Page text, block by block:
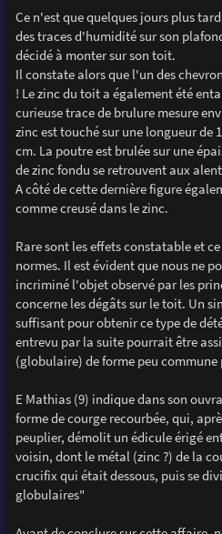
Ce n'est que quelques jours plus
des traces d'humidité sur son
décidé à monter sur son toit.
Il constate alors que l'un des
! Le zinc du toit a également été
curieuse trace de brulure mesure
zinc est touché sur une longueur de
cm. La poutre est brulée sur une
de zinc fondu se retrouvent aux
A côté de cette dernière figure
comme creusé dans le zinc.
Rare sont les effets constatable et
normes. Il est évident que nous ne
incriminé l'objet observé par les
concerne les dégâts sur le toit. Un
suffisant pour obtenir ce type de
entrevu par la suite pourrait être
(globulaire) de forme peu commune
E Mathias (9) indique dans son
forme de courge recourbée, qui,
peuplier, démolit un édicule érigé
voisin, dont le métal (zinc ?) de la
crucifix qui était dessous, puis se
globulaires"